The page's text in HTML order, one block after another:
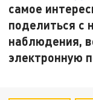
самое
поделиться с
наблюдения,
электронную